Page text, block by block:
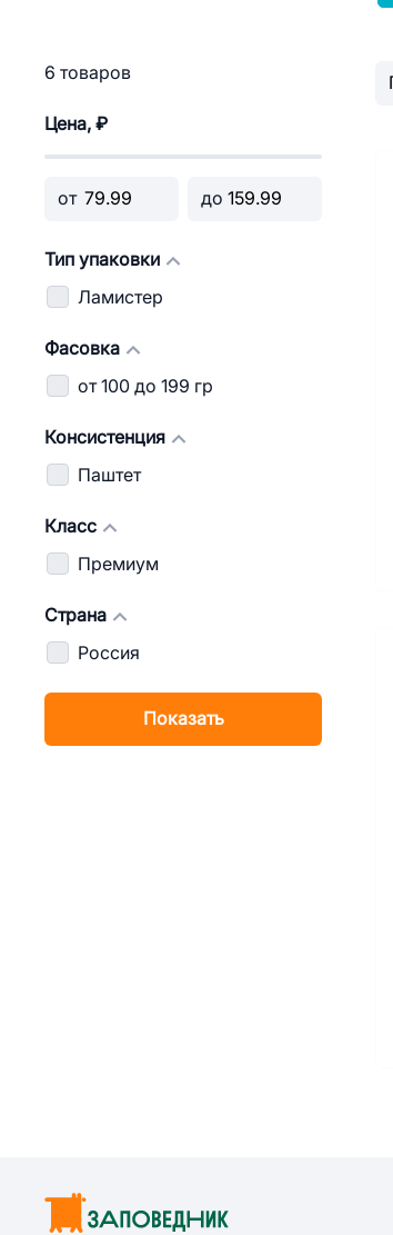
6 товаров
Цена, ₽
от до
Тип упаковки
Ламистер
Фасовка
от 100 до 199 гр
Консистенция
Паштет
Класс
Премиум
Страна
Россия
Показать